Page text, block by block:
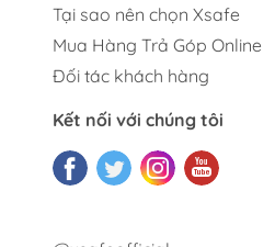
Tại sao nên chọn Xsafe
Mua Hàng Trả Góp Online
Đối tác khách hàng
Kết nối với chúng tôi